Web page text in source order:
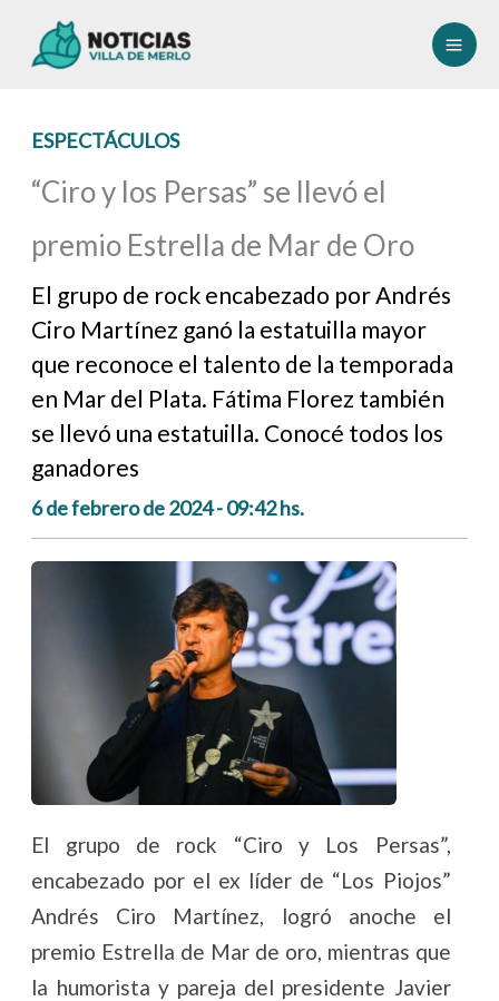
ESPECTÁCULOS
“Ciro y los Persas” se llevó el
premio Estrella de Mar de Oro
El grupo de rock encabezado por Andrés
Ciro Martínez ganó la estatuilla mayor
que reconoce el talento de la temporada
en Mar del Plata. Fátima Florez también
se llevó una estatuilla. Conocé todos los
ganadores
6 de febrero de 2024 - 09:42 hs.
El grupo de rock “Ciro y Los Persas”,
encabezado por el ex líder de “Los Piojos”
Andrés Ciro Martínez, logró anoche el
premio Estrella de Mar de oro, mientras que
la humorista y pareja del presidente Javier